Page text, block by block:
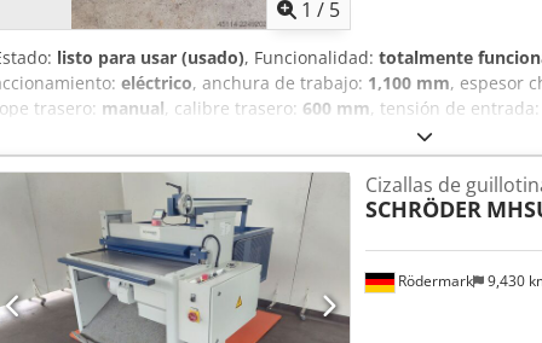
1 / 5
listo para usar (usado), Funcionalidad: totalmente
eléctrico, anchura de trabajo: 1,100 mm, espesor
trasero: manual, calibre trasero: 600 mm, tensión de entrada:
mando a distancia
, Tijera mecánica en buen estado y funcionamiento.
Rödermark 9,430
Cizallas de
SCHRÖDER